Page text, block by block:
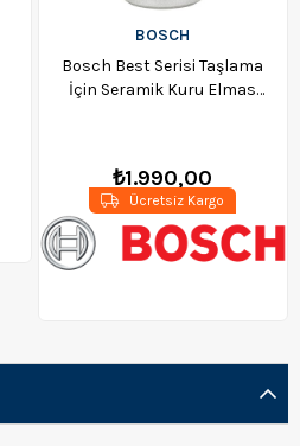
BOSCH
Bosch Best Serisi Taşlama
İçin Seramik Kuru Elmas
₺1.990,00
Ücretsiz Kargo